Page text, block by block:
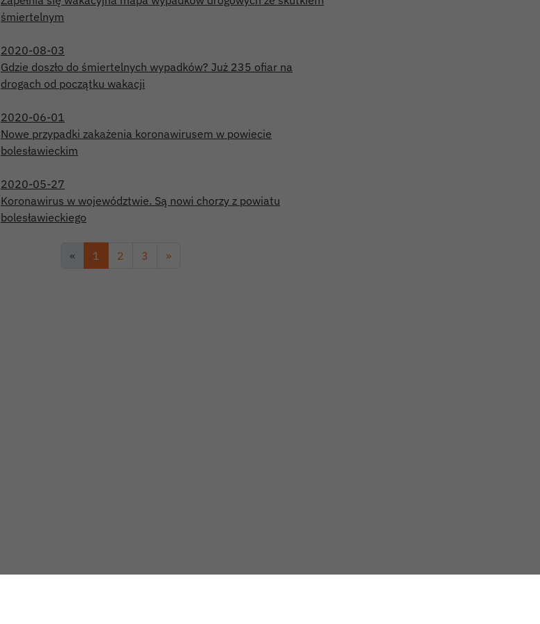
śmiertelnym
2020-08-03
Gdzie doszło do śmiertelnych wypadków? Już 235 ofiar na
drogach od początku wakacji
2020-06-01
Nowe przypadki zakażenia koronawirusem w powiecie
bolesławieckim
2020-05-27
Koronawirus w województwie. Są nowi chorzy z powiatu
bolesławieckiego
« 1 2 3 »